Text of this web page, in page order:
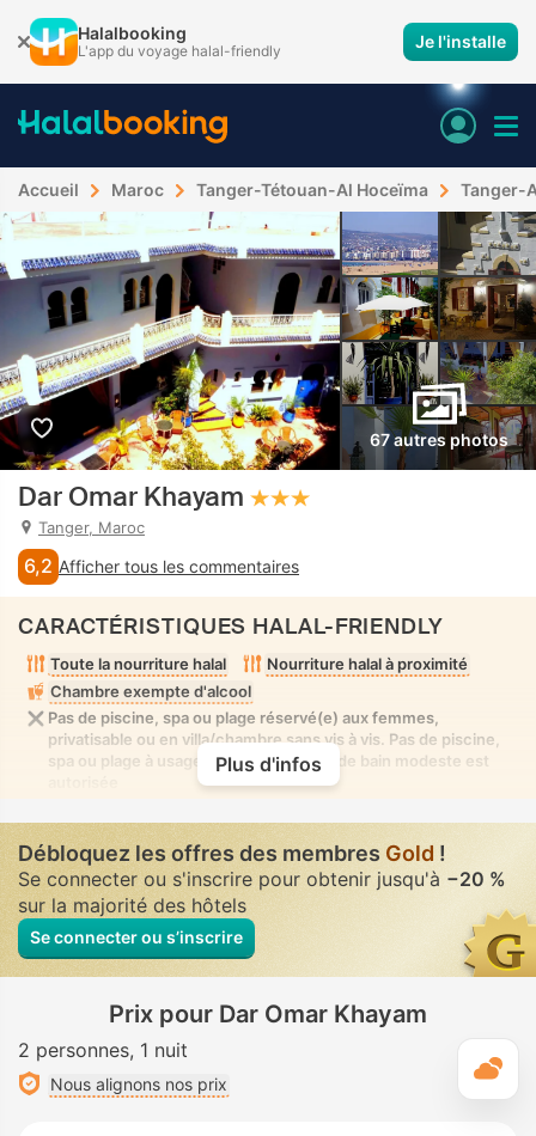
Halalbooking
L'app du voyage halal-friendly Je l'installe
Accueil Maroc Tanger-Tétouan-Al Hoceïma Tanger-
67 autres photos
Dar Omar Khayam
Tanger, Maroc
6,2 Afficher tous les commentaires
CARACTÉRISTIQUES HALAL-FRIENDLY
Toute la nourriture halal
Nourriture halal à proximité
Chambre exempte d'alcool
Pas de piscine, spa ou plage réservé(e) aux femmes,
privatisable ou en villa/chambre sans vis à vis. Pas de piscine,
spa ou plage à usage mixte où la tenue de bain modeste est
Plus d'infos
Débloquez les offres des membres Gold !
Se connecter ou s'inscrire pour obtenir jusqu'à −20 %
sur la majorité des hôtels
Se connecter ou s’inscrire
Prix pour Dar Omar Khayam
2 personnes 1 nuit
Nous alignons nos prix